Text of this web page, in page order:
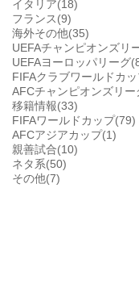
イタリア(18)
フランス(9)
海外その他(35)
UEFAチャンピオンズリ
UEFAヨーロッパリーグ
FIFAクラブワールドカ
AFCチャンピオンズリー
移籍情報(33)
FIFAワールドカップ(79)
AFCアジアカップ(1)
親善試合(10)
ネタ系(50)
その他(7)